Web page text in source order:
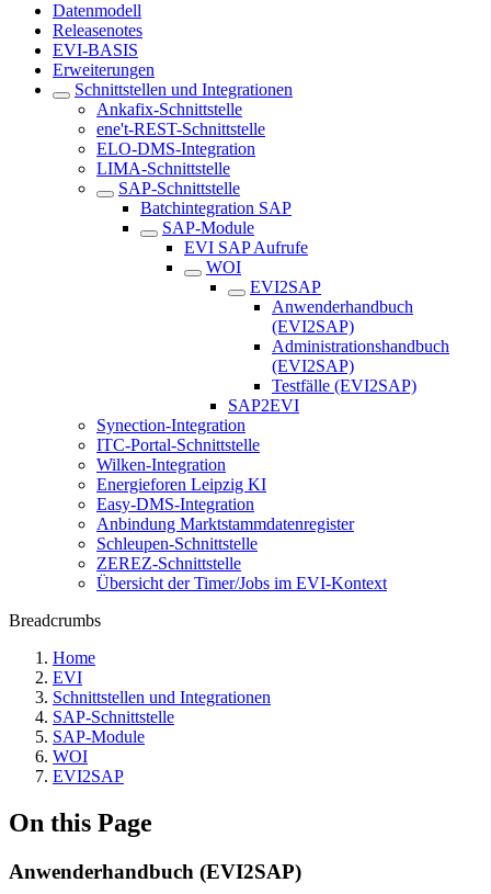
Datenmodell
Releasenotes
EVI-BASIS
Erweiterungen
Schnittstellen und Integrationen
Ankafix-Schnittstelle
ene't-REST-Schnittstelle
ELO-DMS-Integration
LIMA-Schnittstelle
SAP-Schnittstelle
Batchintegration SAP
SAP-Module
EVI SAP Aufrufe
WOI
EVI2SAP
Anwenderhandbuch
(EVI2SAP)
Administrationshandbuch
(EVI2SAP)
Testfälle (EVI2SAP)
SAP2EVI
Synection-Integration
ITC-Portal-Schnittstelle
Wilken-Integration
Energieforen Leipzig KI
Easy-DMS-Integration
Anbindung Marktstammdatenregister
Schleupen-Schnittstelle
ZEREZ-Schnittstelle
Übersicht der Timer/Jobs im EVI-Kontext
Breadcrumbs
Home
EVI
Schnittstellen und Integrationen
SAP-Schnittstelle
SAP-Module
WOI
EVI2SAP
On this Page
Anwenderhandbuch (EVI2SAP)